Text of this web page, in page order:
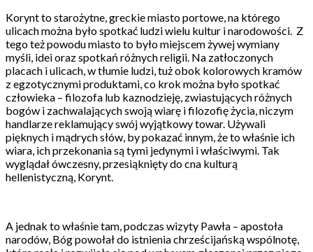
Korynt to starożytne, greckie miasto portowe, na którego
ulicach można było spotkać ludzi wielu kultur i narodowości. Z
tego też powodu miasto to było miejscem żywej wymiany
myśli, idei oraz spotkań różnych religii. Na zatłoczonych
placach i ulicach, w tłumie ludzi, tuż obok kolorowych kramów
z egzotycznymi produktami, co krok można było spotkać
człowieka – filozofa lub kaznodzieję, zwiastujących różnych
bogów i zachwalających swoją wiarę i filozofię życia, niczym
handlarze reklamujący swój wyjątkowy towar. Używali
pięknych i mądrych słów, by pokazać innym, że to właśnie ich
wiara, ich przekonania są tymi jedynymi i właściwymi. Tak
wyglądał ówczesny, przesiąknięty do cna kulturą
hellenistyczną, Korynt.
A jednak to właśnie tam, podczas wizyty Pawła – apostoła
narodów, Bóg powołał do istnienia chrześcijańską wspólnotę,